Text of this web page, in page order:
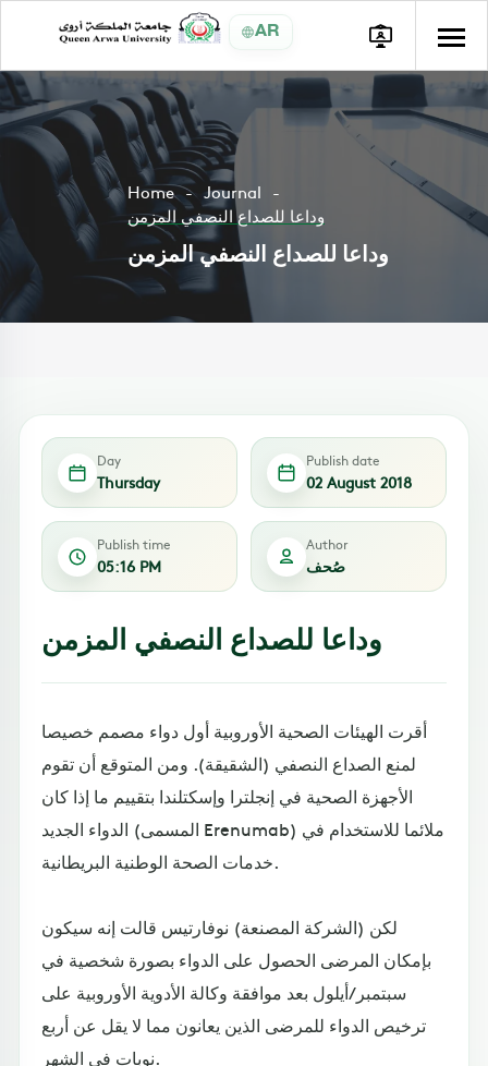
AR
Home
Journal
وداعا للصداع النصفي المزمن
وداعا للصداع النصفي المزمن
Day
Thursday
Publish date
02 August 2018
Publish time
05:16 PM
Author
صُحف
وداعا للصداع النصفي المزمن
أقرت الهيئات الصحية الأوروبية أول دواء مصمم خصيصا
لمنع الصداع النصفي (الشقيقة). ومن المتوقع أن تقوم
الأجهزة الصحية في إنجلترا وإسكتلندا بتقييم ما إذا كان
الدواء الجديد (المسمى Erenumab) ملائما للاستخدام في
خدمات الصحة الوطنية البريطانية.
لكن (الشركة المصنعة) نوفارتيس قالت إنه سيكون
بإمكان المرضى الحصول على الدواء بصورة شخصية في
سبتمبر/أيلول بعد موافقة وكالة الأدوية الأوروبية على
ترخيص الدواء للمرضى الذين يعانون مما لا يقل عن أربع
نوبات في الشهر.